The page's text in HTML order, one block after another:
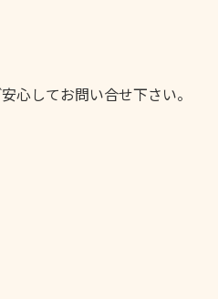
心してお問い合せ下さい。